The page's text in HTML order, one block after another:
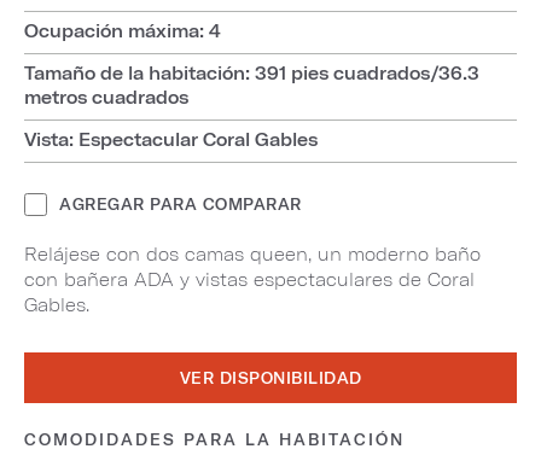
Ocupación máxima: 4
Tamaño de la habitación: 391 pies cuadrados/36.3
metros cuadrados
Vista: Espectacular Coral Gables
AGREGAR PARA COMPARAR
Relájese con dos camas queen, un moderno baño
con bañera ADA y vistas espectaculares de Coral
Gables.
VER DISPONIBILIDAD
COMODIDADES PARA LA HABITACIÓN